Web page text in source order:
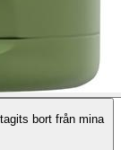
bort från mina